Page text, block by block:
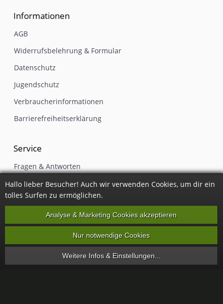
Informationen
AGB
Widerrufsbelehrung & Formular
Datenschutz
Jugendschutz
Verbraucherinformationen
Barrierefreiheitserklärung
Service
Fragen & Antworten
Gutschein einlösen
Kontakt
Newsletter
Vertrag widerrufen
Hallo lieber Besucher! Auch wir verwenden Cookies, um dir ein
tolles Surfen zu ermöglichen.
Analyse & Marketing Cookies akzeptieren
Nur notwendige Cookies
Weitere Infos & Einstellungen...